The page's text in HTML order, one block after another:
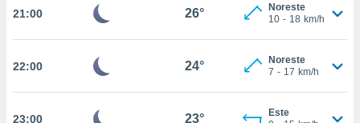
de
En
21:00 26°
Noreste
10 - 18 km/h
22:00 24°
Noreste
7 - 17 km/h
23:00 23°
Este